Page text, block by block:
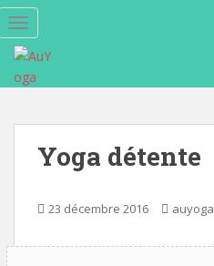
S
t
TOGGLE NAVIGATION
Yoga détente
23 décembre 2016 auyoga